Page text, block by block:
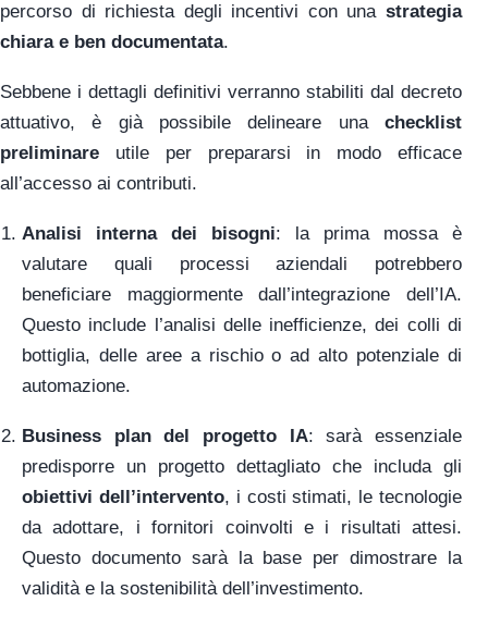
percorso di richiesta degli incentivi con una strategia
chiara e ben documentata.
Sebbene i dettagli definitivi verranno stabiliti dal decreto
attuativo, è già possibile delineare una checklist
preliminare utile per prepararsi in modo efficace
all’accesso ai contributi.
Analisi interna dei bisogni: la prima mossa è
valutare quali processi aziendali potrebbero
beneficiare maggiormente dall’integrazione dell’IA.
Questo include l’analisi delle inefficienze, dei colli di
bottiglia, delle aree a rischio o ad alto potenziale di
automazione.
Business plan del progetto IA: sarà essenziale
predisporre un progetto dettagliato che includa gli
obiettivi dell’intervento, i costi stimati, le tecnologie
da adottare, i fornitori coinvolti e i risultati attesi.
Questo documento sarà la base per dimostrare la
validità e la sostenibilità dell’investimento.